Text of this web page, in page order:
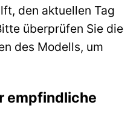
den aktuellen Tag
überprüfen Sie die
des Modells, um
empfindliche